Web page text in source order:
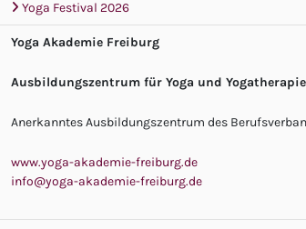
Yoga Festival 2026
Yoga Akademie Freiburg
Ausbildungszentrum für Yoga und Yogatherapie
Anerkanntes Ausbildungszentrum des
www.yoga-akademie-freiburg.de
info@yoga-akademie-freiburg.de